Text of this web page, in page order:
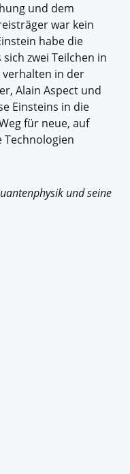
und dem
war kein
habe die
sich zwei Teilchen in
in der
Alain Aspect und
Einsteins in die
für neue, auf
und seine